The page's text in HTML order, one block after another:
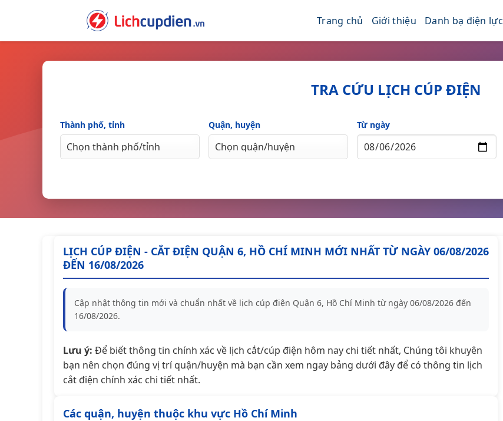
Trang chủ Giới thiệu Danh bạ điện lực
TRA CỨU LỊCH CÚP ĐIỆN
Thành phố, tỉnh Quận, huyện Từ ngày
LỊCH CÚP ĐIỆN - CẮT ĐIỆN QUẬN 6, HỒ CHÍ MINH MỚI NHẤT TỪ NGÀY 06/08/2026
ĐẾN 16/08/2026
Cập nhật thông tin mới và chuẩn nhất về lịch cúp điện Quận 6, Hồ Chí Minh từ ngày 06/08/2026 đến
16/08/2026.
Lưu ý: Để biết thông tin chính xác về lịch cắt/cúp điện hôm nay chi tiết nhất, Chúng tôi khuyên
bạn nên chọn đúng vị trí quận/huyện mà bạn cần xem ngay bảng dưới đây để có thông tin lịch
cắt điện chính xác chi tiết nhất.
Các quận, huyện thuộc khu vực Hồ Chí Minh